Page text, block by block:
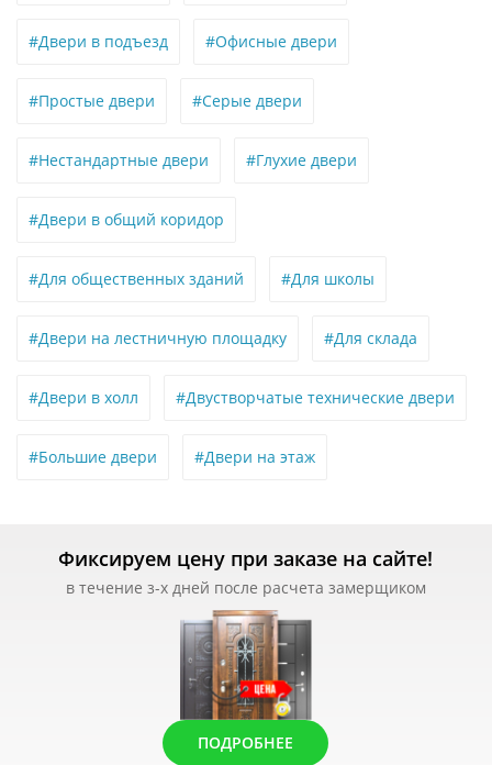
#Двери в подъезд #Офисные двери
#Простые двери #Серые двери
#Нестандартные двери #Глухие двери
#Двери в общий коридор
#Для общественных зданий #Для школы
#Двери на лестничную площадку #Для склада
#Двери в холл #Двустворчатые технические двери
#Большие двери #Двери на этаж
Фиксируем цену при заказе на сайте!
в течение з-х дней после расчета замерщиком
ПОДРОБНЕЕ